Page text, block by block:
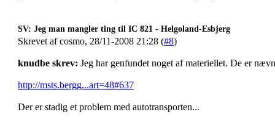
SV: Jeg man mangler ting til IC 821 - Helgoland-Esbjerg
Skrevet af cosmo, 28/11-2008 21:28 (#8)
knudbe skrev: Jeg har genfundet noget af materiellet. De er
http://msts.bergg...art=48#637
Der er stadig et problem med autotransporten...